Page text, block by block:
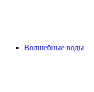
Волшебные воды